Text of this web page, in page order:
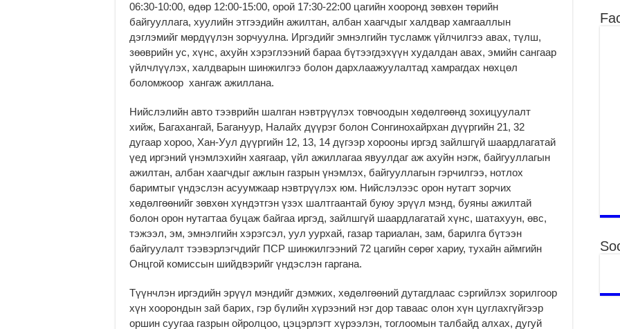
06:30-10:00, өдөр 12:00-15:00, орой 17:30-22:00 цагийн хооронд зөвхөн төрийн
байгууллага, хуулийн этгээдийн ажилтан, албан хаагчдыг халдвар хамгааллын
дэглэмийг мөрдүүлэн зорчуулна. Иргэдийг эмнэлгийн тусламж үйлчилгээ авах, түлш,
зөөврийн ус, хүнс, ахуйн хэрэглээний бараа бүтээгдэхүүн худалдан авах, эмийн сангаар
үйлчлүүлэх, халдварын шинжилгээ болон дархлаажуулалтад хамрагдах нөхцөл
боломжоор хангаж ажиллана.
Нийслэлийн авто тээврийн шалган нэвтрүүлэх товчоодын хөдөлгөөнд зохицуулалт
хийж, Багахангай, Багануур, Налайх дүүрэг болон Сонгинохайрхан дүүргийн 21, 32
дугаар хороо, Хан-Уул дүүргийн 12, 13, 14 дүгээр хорооны иргэд зайлшгүй шаардлагатай
үед иргэний үнэмлэхийн хаягаар, үйл ажиллагаа явуулдаг аж ахуйн нэгж, байгууллагын
ажилтан, албан хаагчдыг ажлын газрын үнэмлэх, байгууллагын гэрчилгээ, нотлох
баримтыг үндэслэн асуумжаар нэвтрүүлэх юм. Нийслэлээс орон нутагт зорчих
хөдөлгөөнийг зөвхөн хүндэтгэн үзэх шалтгаантай буюу эрүүл мэнд, буяны ажилтай
болон орон нутагтаа буцаж байгаа иргэд, зайлшгүй шаардлагатай хүнс, шатахуун, өвс,
тэжээл, эм, эмнэлгийн хэрэгсэл, уул уурхай, газар тариалан, зам, барилга бүтээн
байгуулалт тээвэрлэгчдийг ПСР шинжилгээний 72 цагийн сөрөг хариу, тухайн аймгийн
Онцгой комиссын шийдвэрийг үндэслэн гаргана.
Түүнчлэн иргэдийн эрүүл мэндийг дэмжих, хөдөлгөөний дутагдлаас сэргийлэх зорилгоор
хүн хоорондын зай барих, гэр бүлийн хүрээний нэг дор таваас олон хүн цуглахгүйгээр
оршин суугаа газрын ойролцоо, цэцэрлэгт хүрээлэн, тоглоомын талбайд алхах, дугуй